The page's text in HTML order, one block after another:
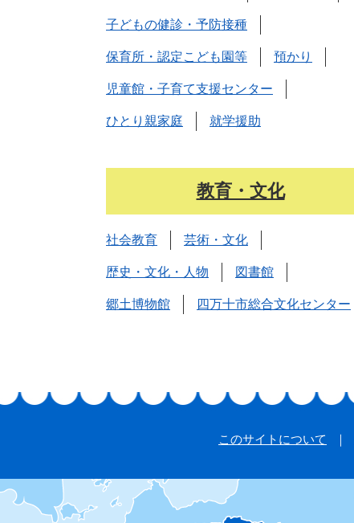
子どもの健診・予防接種
保育所・認定こども園等 預かり
児童館・子育て支援センター
ひとり親家庭 就学援助
教育・文化
社会教育 芸術・文化
歴史・文化・人物 図書館
郷土博物館 四万十市総合文化センター
このサイトについて